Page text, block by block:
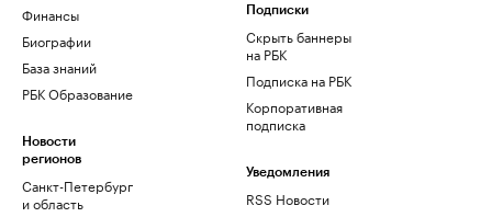
Финансы
Биографии
База знаний
РБК Образование
Новости
регионов
Санкт-Петербург
и область
Подписки
Скрыть баннеры
на РБК
Подписка на РБК
Корпоративная
подписка
Уведомления
RSS Новости